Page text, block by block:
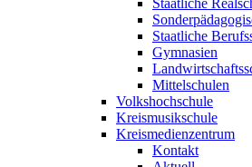
Staatliche
Staatliche
Gymnasien
Mittelschulen
Volkshochschule
Kreismusikschule
Kreismedienzentrum
Kontakt